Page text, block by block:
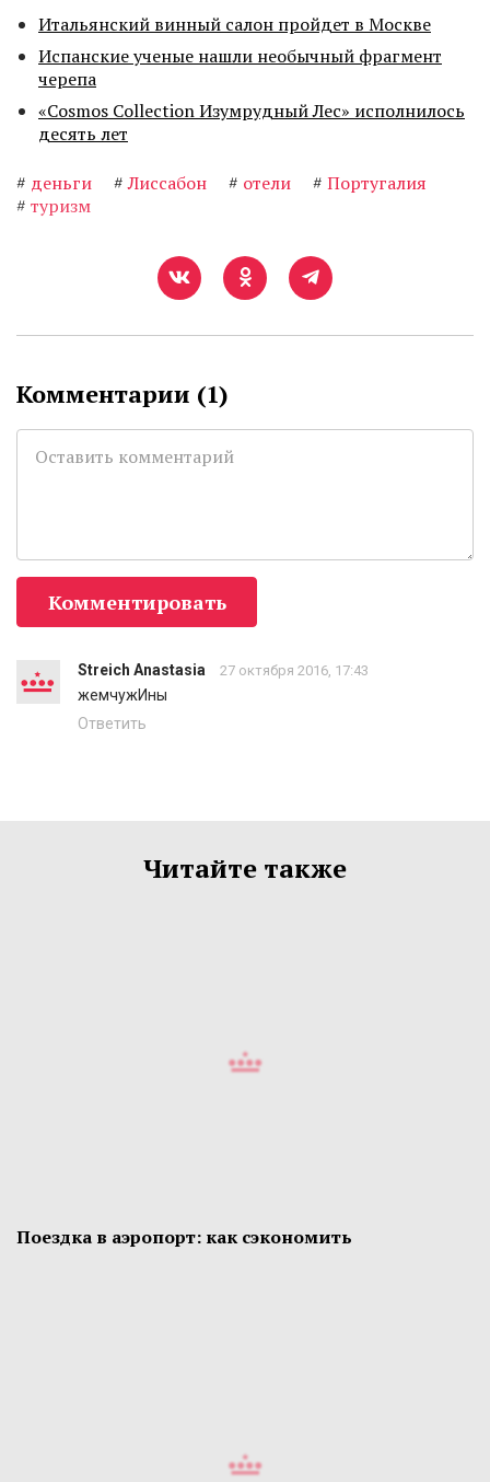
Итальянский винный салон пройдет в Москве
Испанские ученые нашли необычный фрагмент
черепа
«Cosmos Collection Изумрудный Лес» исполнилось
десять лет
# деньги # Лиссабон # отели # Португалия
# туризм
Комментарии (1)
Комментировать
Streich Anastasia 27 октября 2016, 17:43
жемчужИны
Ответить
Читайте также
Поездка в аэропорт: как сэкономить